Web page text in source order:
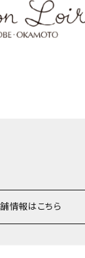
情報はこちら